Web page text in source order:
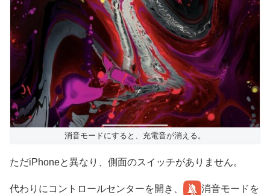
消音モードにすると、充電音が消える。
ただiPhoneと異なり、側面のスイッチがありません。
代わりにコントロールセンターを開き、
消音モードを